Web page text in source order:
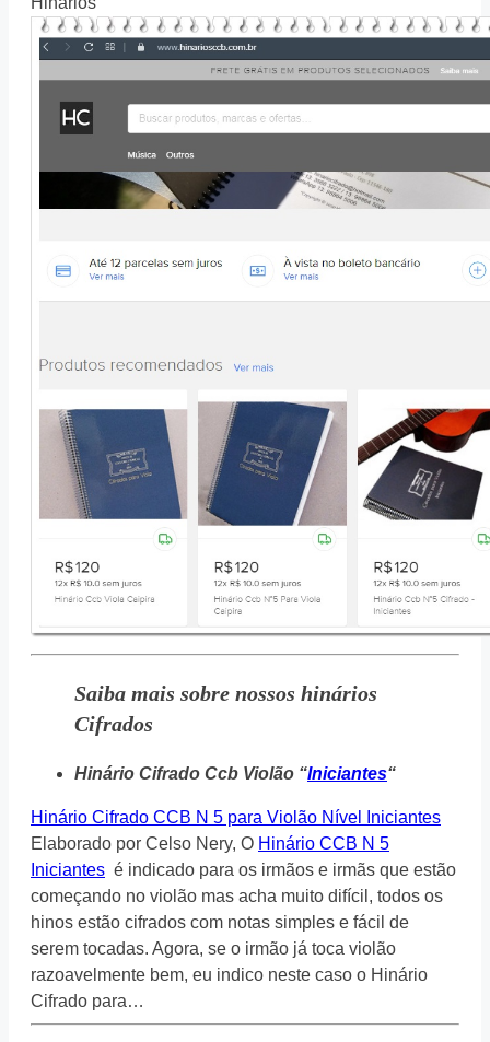
Saiba mais sobre nossos hinários
Cifrados
Hinário Cifrado Ccb Violão “Iniciantes“
Hinário Cifrado CCB N 5 para Violão Nível Iniciantes
Elaborado por Celso Nery, O Hinário CCB N 5
Iniciantes é indicado para os irmãos e irmãs que estão
começando no violão mas acha muito difícil, todos os
hinos estão cifrados com notas simples e fácil de
serem tocadas. Agora, se o irmão já toca violão
razoavelmente bem, eu indico neste caso o Hinário
Cifrado para…